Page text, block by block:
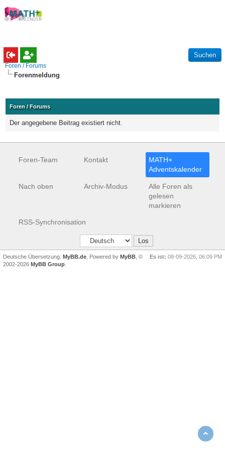
Foren / Forums
Forenmeldung
Foren / Forums
Der angegebene Beitrag existiert nicht.
Foren-Team Kontakt
MATH+
Adventskalender
Nach oben Archiv-Modus
Alle Foren als
gelesen
markieren
RSS-Synchronisation
Es ist: 08-09-2026, 06:09 PM
Deutsche Übersetzung: MyBB.de , Powered by MyBB , ©
2002-2026 MyBB Group